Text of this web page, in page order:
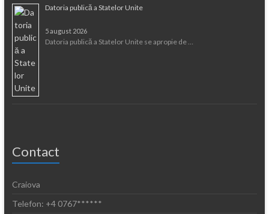
Datoria publică a Statelor Unite
5 august 2026
Datoria publică a Statelor Unite se apropie de …
Contact
Craiova
Telefon: +4 0767******